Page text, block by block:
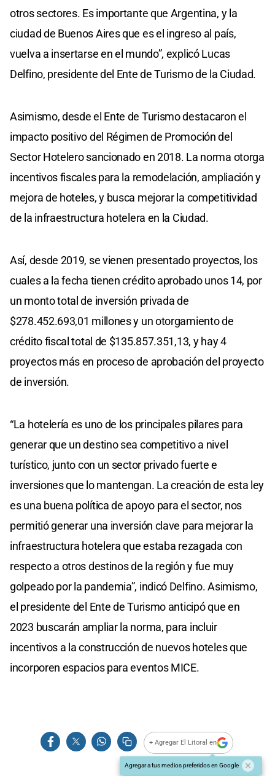
otros sectores. Es importante que Argentina, y la
ciudad de Buenos Aires que es el ingreso al país,
vuelva a insertarse en el mundo”, explicó Lucas
Delfino, presidente del Ente de Turismo de la Ciudad.
Asimismo, desde el Ente de Turismo destacaron el
impacto positivo del Régimen de Promoción del
Sector Hotelero sancionado en 2018. La norma otorga
incentivos fiscales para la remodelación, ampliación y
mejora de hoteles, y busca mejorar la competitividad
de la infraestructura hotelera en la Ciudad.
Así, desde 2019, se vienen presentado proyectos, los
cuales a la fecha tienen crédito aprobado unos 14, por
un monto total de inversión privada de
$278.452.693,01 millones y un otorgamiento de
crédito fiscal total de $135.857.351,13, y hay 4
proyectos más en proceso de aprobación del proyecto
de inversión.
“La hotelería es uno de los principales pilares para
generar que un destino sea competitivo a nivel
turístico, junto con un sector privado fuerte e
inversiones que lo mantengan. La creación de esta ley
es una buena política de apoyo para el sector, nos
permitió generar una inversión clave para mejorar la
infraestructura hotelera que estaba rezagada con
respecto a otros destinos de la región y fue muy
golpeado por la pandemia”, indicó Delfino. Asimismo,
el presidente del Ente de Turismo anticipó que en
2023 buscarán ampliar la norma, para incluir
incentivos a la construcción de nuevos hoteles que
incorporen espacios para eventos MICE.
+ Agregar El Litoral en
Agregar a tus medios preferidos en Google